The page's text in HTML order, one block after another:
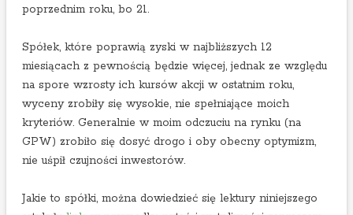
poprzednim roku, bo 21.
Spółek, które poprawią zyski w najbliższych 12
miesiącach z pewnością będzie więcej, jednak ze względu
na spore wzrosty ich kursów akcji w ostatnim roku,
wyceny zrobiły się wysokie, nie spełniające moich
kryteriów. Generalnie w moim odczuciu na rynku (na
GPW) zrobiło się dosyć drogo i oby obecny optymizm,
nie uśpił czujności inwestorów.
Jakie to spółki, można dowiedzieć się lektury niniejszego